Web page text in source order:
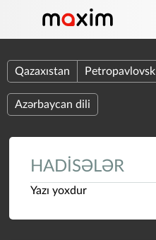
Qazaxıstan Petropavlovsk
Azərbaycan dili
HADISƏLƏR
Yazı yoxdur